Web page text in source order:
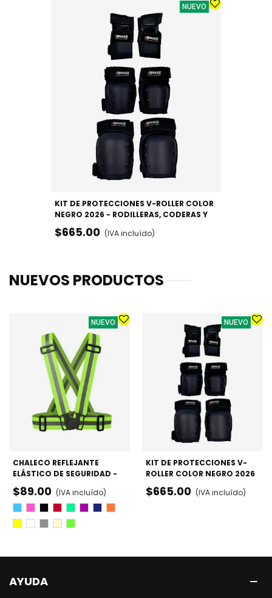
NUEVO
KIT DE PROTECCIONES V-ROLLER COLOR
NEGRO 2026 - RODILLERAS, CODERAS Y
MUÑEQUERAS
$665.00 (IVA incluído)
NUEVOS PRODUCTOS
NUEVO
CHALECO REFLEJANTE
ELÁSTICO DE SEGURIDAD -
PATINAJE Y CICLISMO
$89.00 (IVA incluído)
NUEVO
KIT DE PROTECCIONES V-
ROLLER COLOR NEGRO 2026
- RODILLERAS, CODERAS Y
MUÑEQUERAS
$665.00 (IVA incluído)
AYUDA